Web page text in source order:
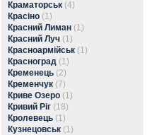
Краматорськ (4)
Красіно (1)
Красний Лиман (1)
Красний Луч (1)
Красноармійськ (1)
Красноград (1)
Кременець (2)
Кременчук (7)
Криве Озеро (1)
Кривий Ріг (18)
Кролевець (1)
Кузнецовськ (1)